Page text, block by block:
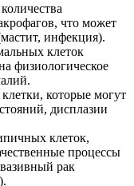
что может
инфекция).
клеток
физиологическое
которые могут
дисплазии
клеток,
процессы
рак